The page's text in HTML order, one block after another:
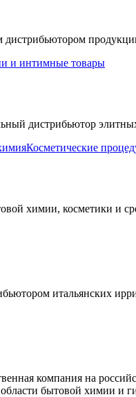
и интимные товары
дистрибьютор
Косметические
химии, косметики и
итальянских
компания на
бытовой химии и